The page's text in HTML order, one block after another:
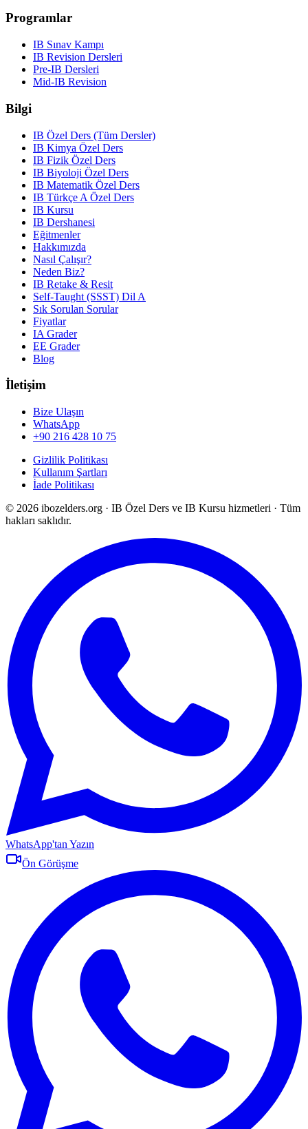
Programlar
IB Sınav Kampı
IB Revision Dersleri
Pre-IB Dersleri
Mid-IB Revision
Bilgi
IB Özel Ders (Tüm Dersler)
IB Kimya Özel Ders
IB Fizik Özel Ders
IB Biyoloji Özel Ders
IB Matematik Özel Ders
IB Türkçe A Özel Ders
IB Kursu
IB Dershanesi
Eğitmenler
Hakkımızda
Nasıl Çalışır?
Neden Biz?
IB Retake & Resit
Self-Taught (SSST) Dil A
Sık Sorulan Sorular
Fiyatlar
IA Grader
EE Grader
Blog
İletişim
Bize Ulaşın
WhatsApp
+90 216 428 10 75
Gizlilik Politikası
Kullanım Şartları
İade Politikası
© 2026 ibozelders.org · IB Özel Ders ve IB Kursu hizmetleri · Tüm
hakları saklıdır.
WhatsApp'tan Yazın
Ön Görüşme